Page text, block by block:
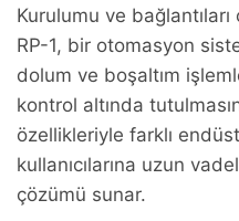
Kurulumu ve
RP-1, bir otomasyon
dolum ve boşaltım
kontrol altında
özellikleriyle farklı
kullanıcılarına uzun
çözümü sunar.